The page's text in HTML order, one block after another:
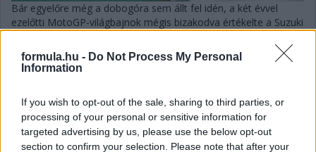
formula.hu - Do Not Process My Personal
Information
If you wish to opt-out of the sale, sharing to third parties, or
processing of your personal or sensitive information for
targeted advertising by us, please use the below opt-out
section to confirm your selection. Please note that after your
Bár egyelőre még a dobogóra sem állt fel idén, a két évvel
ezelőtti MotoGP-világbajnok mégis bizakodva értékelte a Suzuki
címszerzésükkor.
részletek
2022. április 8. péntek, 22:02
Zarcóé a péntek, tízen kívül a vb-éllovas